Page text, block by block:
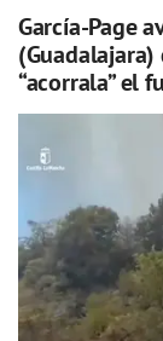
García-Page
(Guadalajara)
“acorrala” el